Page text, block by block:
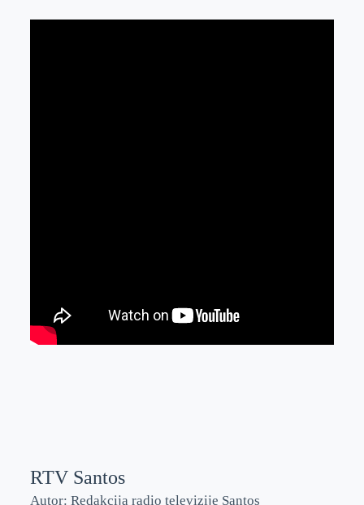
RTV Santos
Autor: Redakcija radio televizije Santos